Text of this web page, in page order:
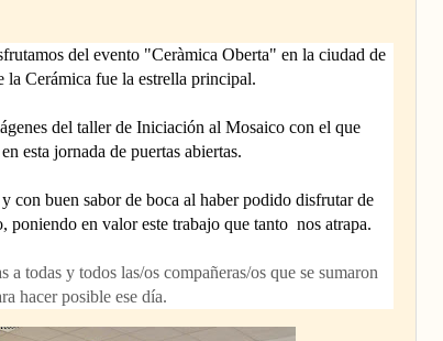
del evento "Ceràmica Oberta" en la ciudad de
la Cerámica fue la estrella principal.
del taller de Iniciación al Mosaico con el que
esta jornada de puertas abiertas.
con buen sabor de boca al haber podido disfrutar de
poniendo en valor este trabajo que tanto  nos atrapa.
a todas y todos las/os compañeras/os que se sumaron
hacer posible ese día.